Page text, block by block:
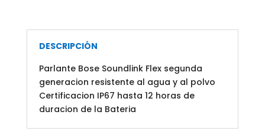
DESCRIPCIÓN
Parlante Bose Soundlink Flex segunda
generacion resistente al agua y al polvo
Certificacion IP67 hasta 12 horas de
duracion de la Bateria